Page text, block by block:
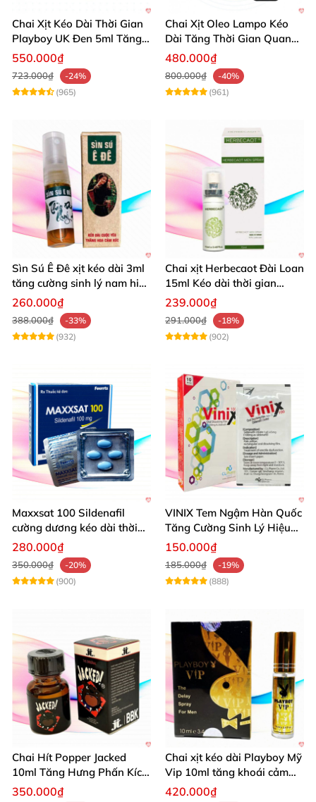
Chai Xịt Kéo Dài Thời Gian
Playboy UK Đen 5ml Tăng
Khoái Cảm
550.000₫
723.000₫
-24%
(965)
Chai Xịt Oleo Lampo Kéo
Dài Tăng Thời Gian Quan
Hệ Chính Hãng
480.000₫
800.000₫
-40%
(961)
Sìn Sú Ê Đê xịt kéo dài 3ml
tăng cường sinh lý nam hiệu
quả
260.000₫
388.000₫
-33%
(932)
Chai xịt Herbecaot Đài Loan
15ml Kéo dài thời gian
Tăng khoái cảm
239.000₫
291.000₫
-18%
(902)
Maxxsat 100 Sildenafil
cường dương kéo dài thời
gian dùng hiệu quả nhanh
280.000₫
350.000₫
-20%
(900)
VINIX Tem Ngậm Hàn Quốc
Tăng Cường Sinh Lý Hiệu
Quả
150.000₫
185.000₫
-19%
(888)
Chai Hít Popper Jacked
10ml Tăng Hưng Phấn Kích
Thích Mạnh Mẽ
350.000₫
Chai xịt kéo dài Playboy Mỹ
Vip 10ml tăng khoái cảm
nam
420.000₫